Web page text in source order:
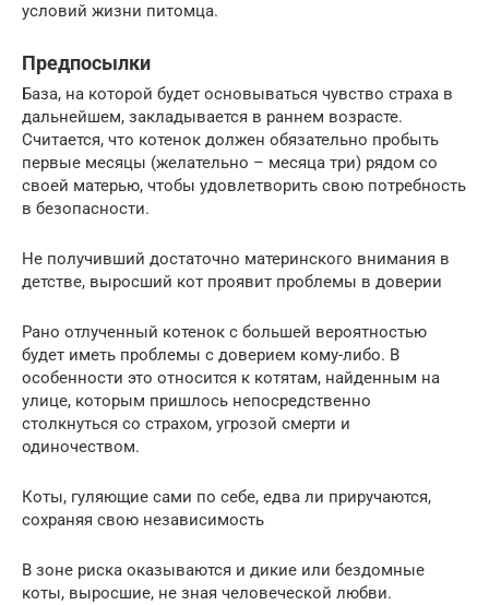
условий жизни питомца.
Предпосылки
База, на которой будет основываться чувство страха в
дальнейшем, закладывается в раннем возрасте.
Считается, что котенок должен обязательно пробыть
первые месяцы (желательно – месяца три) рядом со
своей матерью, чтобы удовлетворить свою потребность
в безопасности.
Не получивший достаточно материнского внимания в
детстве, выросший кот проявит проблемы в доверии
Рано отлученный котенок с большей вероятностью
будет иметь проблемы с доверием кому-либо. В
особенности это относится к котятам, найденным на
улице, которым пришлось непосредственно
столкнуться со страхом, угрозой смерти и
одиночеством.
Коты, гуляющие сами по себе, едва ли приручаются,
сохраняя свою независимость
В зоне риска оказываются и дикие или бездомные
коты, выросшие, не зная человеческой любви.